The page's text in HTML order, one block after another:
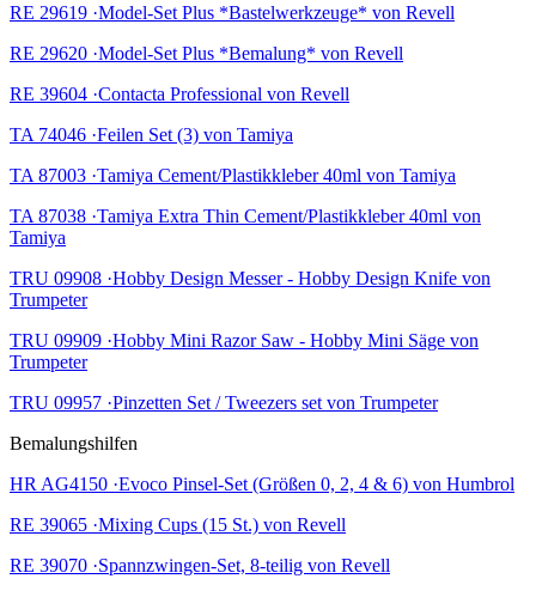
RE 29619 ·Model-Set Plus *Bastelwerkzeuge* von Revell
RE 29620 ·Model-Set Plus *Bemalung* von Revell
RE 39604 ·Contacta Professional von Revell
TA 74046 ·Feilen Set (3) von Tamiya
TA 87003 ·Tamiya Cement/Plastikkleber 40ml von Tamiya
TA 87038 ·Tamiya Extra Thin Cement/Plastikkleber 40ml von
Tamiya
TRU 09908 ·Hobby Design Messer - Hobby Design Knife von
Trumpeter
TRU 09909 ·Hobby Mini Razor Saw - Hobby Mini Säge von
Trumpeter
TRU 09957 ·Pinzetten Set / Tweezers set von Trumpeter
Bemalungshilfen
HR AG4150 ·Evoco Pinsel-Set (Größen 0, 2, 4 & 6) von Humbrol
RE 39065 ·Mixing Cups (15 St.) von Revell
RE 39070 ·Spannzwingen-Set, 8-teilig von Revell